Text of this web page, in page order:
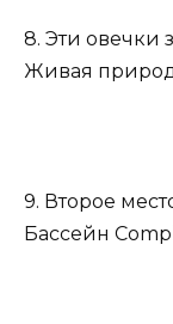
8. Эти овечки
Живая
9. Второе
Бассейн